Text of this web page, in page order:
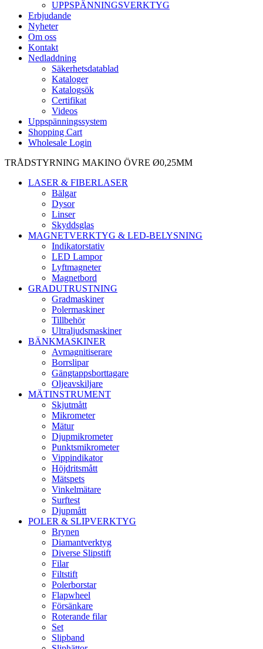
UPPSPÄNNINGSVERKTYG
Erbjudande
Nyheter
Om oss
Kontakt
Nedladdning
Säkerhetsdatablad
Kataloger
Katalogsök
Certifikat
Videos
Uppspänningssystem
Shopping Cart
Wholesale Login
TRÅDSTYRNING MAKINO ÖVRE Ø0,25MM
LASER & FIBERLASER
Bälgar
Dysor
Linser
Skyddsglas
MAGNETVERKTYG & LED-BELYSNING
Indikatorstativ
LED Lampor
Lyftmagneter
Magnetbord
GRADUTRUSTNING
Gradmaskiner
Polermaskiner
Tillbehör
Ultraljudsmaskiner
BÄNKMASKINER
Avmagnitiserare
Borrslipar
Gängtappsborttagare
Oljeavskiljare
MÄTINSTRUMENT
Skjutmått
Mikrometer
Mätur
Djupmikrometer
Punktsmikrometer
Vippindikator
Höjdritsmått
Mätspets
Vinkelmätare
Surftest
Djupmått
POLER & SLIPVERKTYG
Brynen
Diamantverktyg
Diverse Slipstift
Filar
Filtstift
Polerborstar
Flapwheel
Försänkare
Roterande filar
Set
Slipband